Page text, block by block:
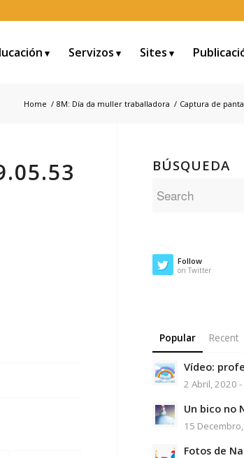
Servizos Sites
Home / 8M: Día da muller traballadora / Captura de
BÚSQUEDA
Follow
on Twitter
Popular Recent
Vídeo:
2 Abril, 2020 -
Un bico no
15
Fotos de